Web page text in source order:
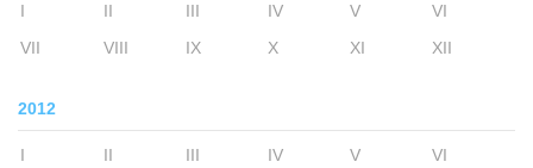
I II III IV V
VI
VII
VIII IX X XI XII
2012
I II III IV V
VI